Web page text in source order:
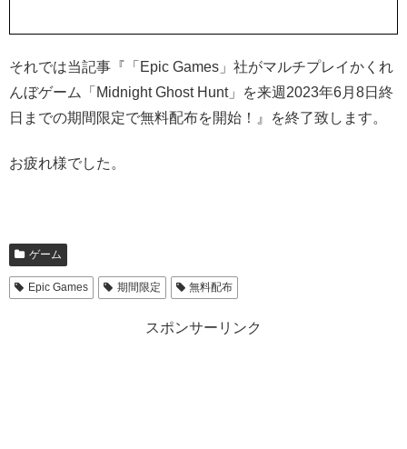
それでは当記事『「Epic Games」社がマルチプレイかくれ
んぼゲーム「Midnight Ghost Hunt」を来週2023年6月8日終
日までの期間限定で無料配布を開始！』を終了致します。
お疲れ様でした。
ゲーム
Epic Games 期間限定 無料配布
スポンサーリンク